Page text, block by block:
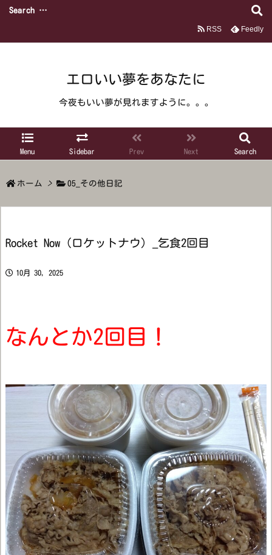
エロいい夢をあなたに
今夜もいい夢が見れますように。。。
Menu Sidebar Prev Next Search
RSS Feedly
ホーム > 05_その他日記
Rocket Now（ロケットナウ）_乞食2回目
10月 30, 2025
なんとか2回目！